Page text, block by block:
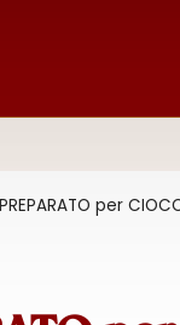
PREPARATO per